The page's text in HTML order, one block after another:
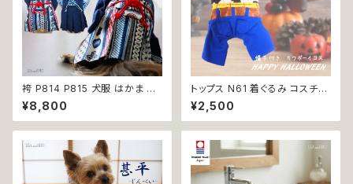
袴 P814 P815 犬服 はかま 和
柄 和装 ドッグウェア ドッグ ウェ
ア ドッグウエア 犬 猫 服 犬服
猫服 犬の服 猫の服 おしゃれ 小
不可
¥8,800
トップス N61 着ぐるみ コスチュ
ーム コスプレ キャラクター ブル
ー ホワイト レッド 帽子付き カ
ウボーイ 衣装 仮装 変身 ハロ
ペット 服 犬服 猫服 洋服 オシャ
レ かわいい 小型犬 返品交換不
可
¥2,500